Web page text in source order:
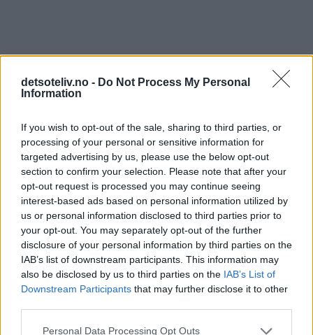
detsoteliv.no - Do Not Process My Personal
Information
If you wish to opt-out of the sale, sharing to third parties, or
processing of your personal or sensitive information for
targeted advertising by us, please use the below opt-out
section to confirm your selection. Please note that after your
opt-out request is processed you may continue seeing
interest-based ads based on personal information utilized by
us or personal information disclosed to third parties prior to
your opt-out. You may separately opt-out of the further
disclosure of your personal information by third parties on the
IAB’s list of downstream participants. This information may
also be disclosed by us to third parties on the IAB’s List of
Downstream Participants that may further disclose it to other
Personal Data Processing Opt Outs
55 kommentarer
Linn - 11.12.2013 - 14:18
Hei! Har hørt at pikekyss holder seg i flere måneder?
Hvor lenge holder de seg, og skal de oppbevares kaldt?
Tenkte å gi bort et glass med slike i julegave :)